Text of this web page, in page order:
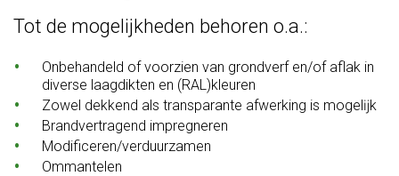
Tot de mogelĳkheden behoren o.a.:
Onbehandeld of voorzien van grondverf en/of aflak in
diverse laagdikten en (RAL)kleuren
Zowel dekkend als transparante afwerking is mogelĳk
Brandvertragend impregneren
Modificeren/verduurzamen
Ommantelen